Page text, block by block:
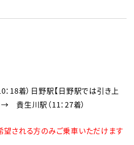
：18着）日野駅【日野駅では引き上
　貴生川駅（11：27着）
される方のみご乗車いただけます